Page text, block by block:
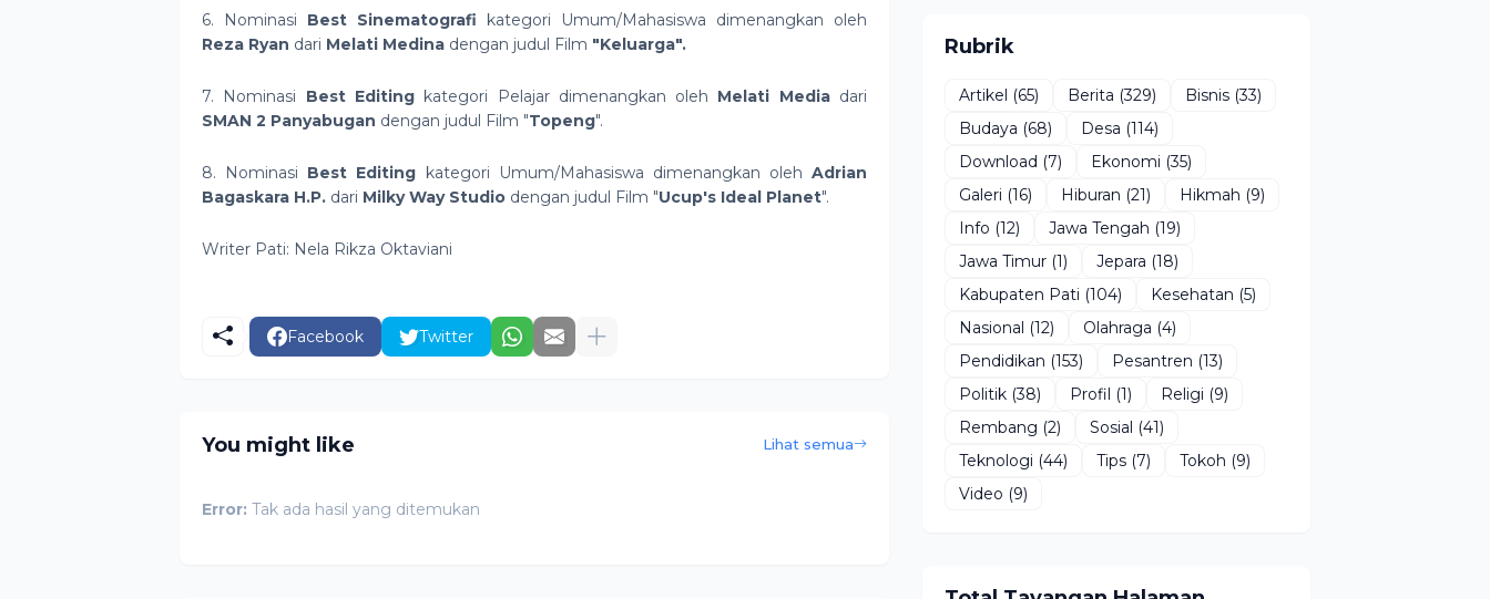
6. Nominasi Best Sinematografi kategori Umum/Mahasiswa dimenangkan oleh
Reza Ryan dari Melati Medina dengan judul Film "Keluarga".
7. Nominasi Best Editingkategori Pelajar dimenangkan oleh Melati Media dari
SMAN 2 Panyabugan dengan judul Film "Topeng".
8. Nominasi Best Editing kategori Umum/Mahasiswa dimenangkan oleh Adrian
Bagaskara H.P. dari Milky Way Studio dengan judul Film "Ucup's Ideal Planet".
Writer Pati: Nela Rikza Oktaviani
Facebook Twitter
You might like Lihat semua
Error: Tak ada hasil yang ditemukan
Rubrik
Artikel (65) Berita (329) Bisnis (33)
Budaya (68) Desa (114)
Download (7) Ekonomi (35)
Galeri (16) Hiburan (21) Hikmah (9)
Info (12) Jawa Tengah (19)
Jawa Timur (1) Jepara (18)
Kabupaten Pati (104) Kesehatan (5)
Nasional (12) Olahraga (4)
Pendidikan (153) Pesantren (13)
Politik (38) Profil (1) Religi (9)
Rembang (2) Sosial (41)
Teknologi (44) Tips (7) Tokoh (9)
Video (9)